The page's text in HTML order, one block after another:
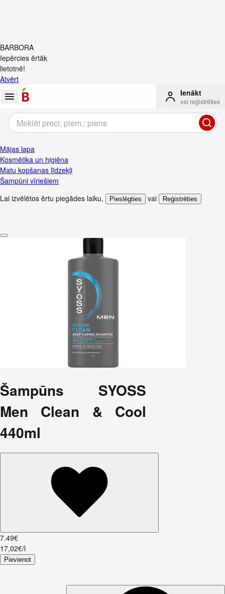
BARBORA
Iepērcies ērtāk
lietotnē!
Atvērt
Ienākt
vai reģistrēties
Mājas lapa
Kosmētika un higiēna
Matu kopšanas līdzekļi
Šampūni vīriešiem
Lai izvēlētos ērtu piegādes laiku, Pieslēgties vai Reģistrēties
Šampūns SYOSS
Men Clean & Cool
440ml
7.49€
17,02€/l
Pievienot